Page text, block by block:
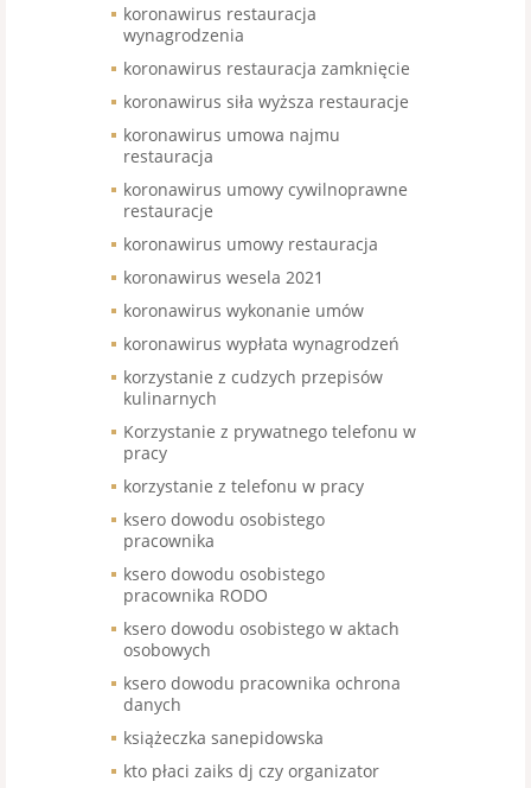
koronawirus restauracja
wynagrodzenia
koronawirus restauracja zamknięcie
koronawirus siła wyższa restauracje
koronawirus umowa najmu
restauracja
koronawirus umowy cywilnoprawne
restauracje
koronawirus umowy restauracja
koronawirus wesela 2021
koronawirus wykonanie umów
koronawirus wypłata wynagrodzeń
korzystanie z cudzych przepisów
kulinarnych
Korzystanie z prywatnego telefonu w
pracy
korzystanie z telefonu w pracy
ksero dowodu osobistego
pracownika
ksero dowodu osobistego
pracownika RODO
ksero dowodu osobistego w aktach
osobowych
ksero dowodu pracownika ochrona
danych
książeczka sanepidowska
kto płaci zaiks dj czy organizator